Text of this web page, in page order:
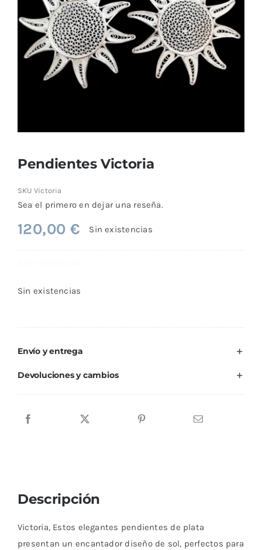
Comprar
Pendientes Victoria
SKU Victoria
Sea el primero en dejar una reseña.
120,00 € Sin existencias
Sin existencias
Envío y entrega
Devoluciones y cambios
Descripción
Victoria, Estos elegantes pendientes de plata
presentan un encantador diseño de sol, perfectos para